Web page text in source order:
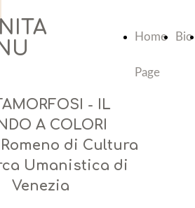
Home
Page
Bio
- IL
A COLORI
di Cultura
Umanistica di
Venezia